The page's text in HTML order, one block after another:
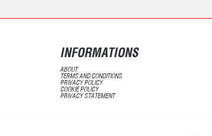
INFORMATIONS
ABOUT
TERMS AND CONDITIONS
PRIVACY POLICY
COOKIE POLICY
PRIVACY STATEMENT